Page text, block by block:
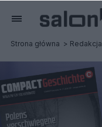
Strona główna Redakcja